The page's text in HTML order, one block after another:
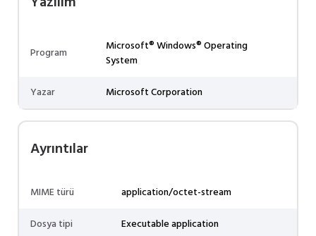
Program
Microsoft® Windows® Operating
System
Yazar
Microsoft Corporation
Ayrıntılar
MIME türü
application/octet-stream
Dosya tipi
Executable application